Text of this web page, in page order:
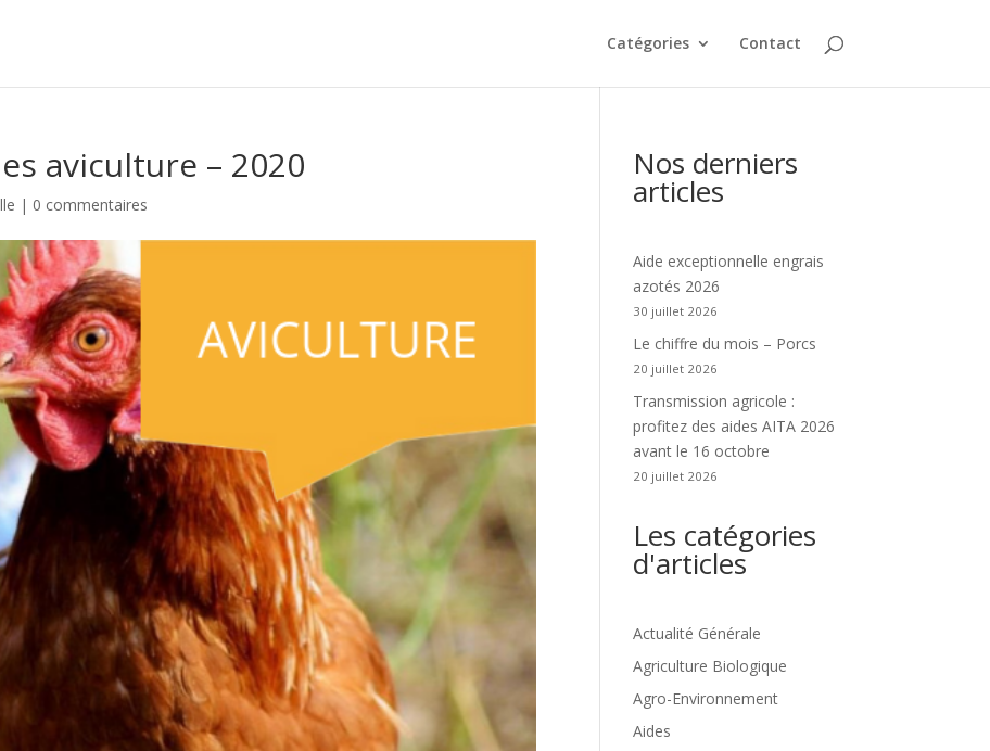
Catégories Contact
aviculture – 2020
| 0 commentaires
Nos derniers
articles
Aide exceptionnelle engrais
azotés 2026
30 juillet 2026
Le chiffre du mois – Porcs
20 juillet 2026
Transmission agricole :
profitez des aides AITA 2026
avant le 16 octobre
20 juillet 2026
Les catégories
d'articles
Actualité Générale
Agriculture Biologique
Agro-Environnement
Aides